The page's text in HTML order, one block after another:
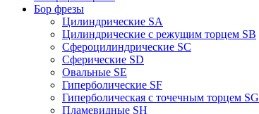
Бор фрезы
Цилиндрические SA
Цилиндрические с режущим торцем SB
Сфероцилиндрические SC
Сферические SD
Овальные SE
Гиперболические SF
Гиперболическая с точечным торцем SG
Пламевидные SH